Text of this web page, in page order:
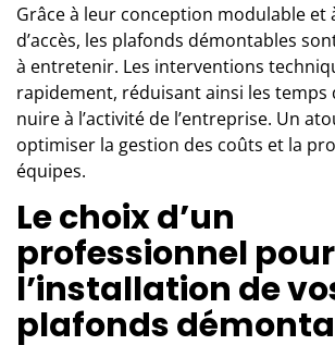
Grâce à leur conception modulable et
d’accès, les plafonds démontables
à entretenir. Les interventions
rapidement, réduisant ainsi les temps
nuire à l’activité de l’entreprise. Un
optimiser la gestion des coûts et la
équipes.
Le choix d’un
professionnel pour
l’installation de
plafonds